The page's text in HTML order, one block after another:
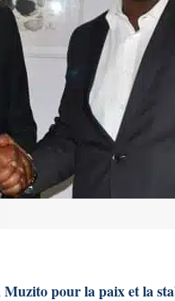
pour la paix et la